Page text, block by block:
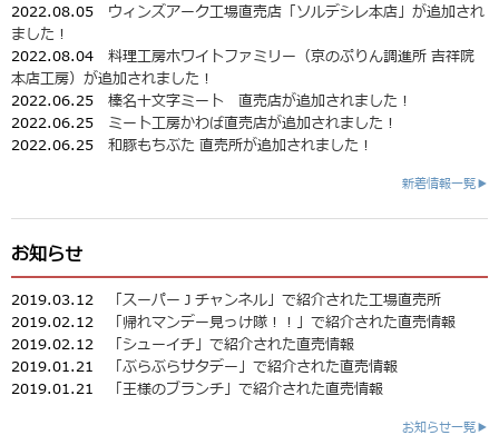
2022.08.05 ウィンズアーク工場直売店「ソルデシレ本店」が追加され
ました！
2022.08.04 料理工房ホワイトファミリー（京のぷりん調進所 吉祥院
本店工房）が追加されました！
2022.06.25 榛名十文字ミート 直売店が追加されました！
2022.06.25 ミート工房かわば直売店が追加されました！
2022.06.25 和豚もちぶた 直売所が追加されました！
新着情報一覧▶
お知らせ
2019.03.12
「スーパーＪチャンネル」で紹介された工場直売所
2019.02.12
「帰れマンデー見っけ隊！！」で紹介された直売情報
2019.02.12
「シューイチ」で紹介された直売情報
2019.01.21
「ぶらぶらサタデー」で紹介された直売情報
2019.01.21
「王様のブランチ」で紹介された直売情報
お知らせ一覧▶